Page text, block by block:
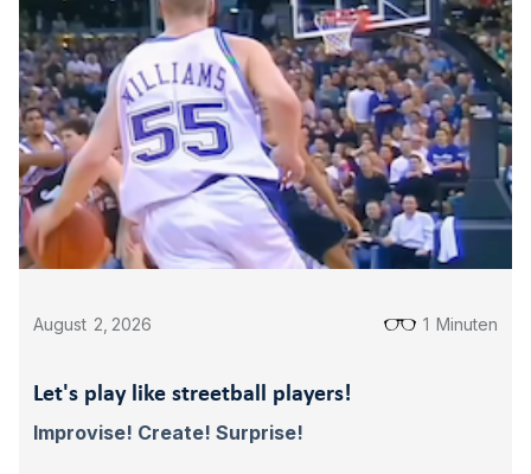
August 2 2026 1 Minuten
Let's play like streetball players!
Improvise! Create! Surprise!